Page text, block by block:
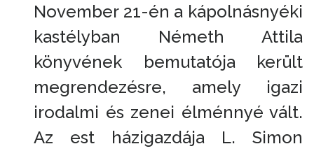
November 21-én a kápolnásnyéki
kastélyban Németh Attila
könyvének bemutatója került
megrendezésre, amely igazi
irodalmi és zenei élménnyé vált.
Az est házigazdája L. Simon